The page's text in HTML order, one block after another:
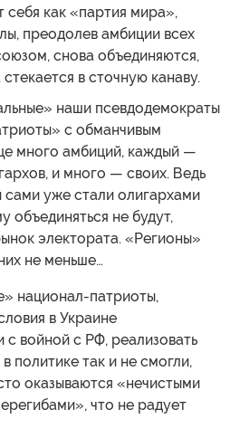
как «партия мира»,
преодолев амбиции всех
снова объединяются,
в сточную канаву.
наши псевдодемократы
с обманчивым
много амбиций, каждый —
и много — своих. Ведь
сами уже стали олигархами
объединяться не будут,
электората. «Регионы»
не меньше…
национал-патриоты,
в Украине
с войной с РФ, реализовать
политике так и не смогли,
оказываются «нечистыми
что не радует